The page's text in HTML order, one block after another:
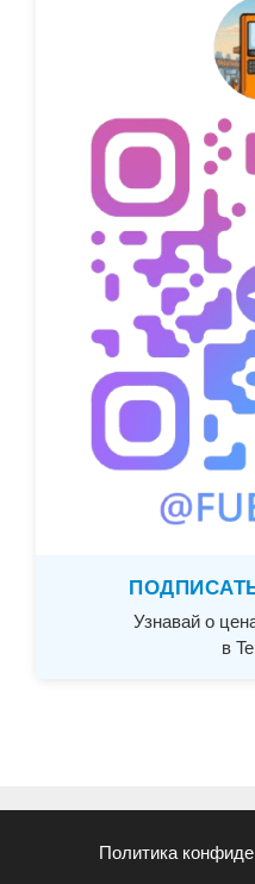
Узнавай о
в
Политика